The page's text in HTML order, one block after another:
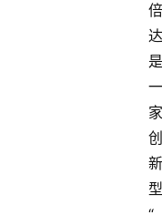
倍
达
是
一
家
创
新
型